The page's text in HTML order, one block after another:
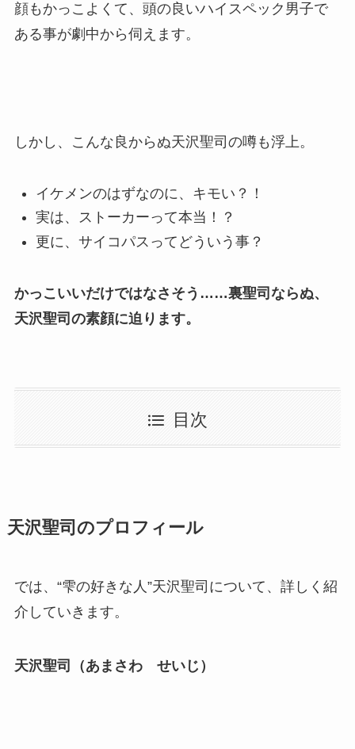
顔もかっこよくて、頭の良いハイスペック男子で
ある事が劇中から伺えます。
しかし、こんな良からぬ天沢聖司の噂も浮上。
イケメンのはずなのに、キモい？！
実は、ストーカーって本当！？
更に、サイコパスってどういう事？
かっこいいだけではなさそう……裏聖司ならぬ、
天沢聖司の素顔に迫ります。
目次
天沢聖司のプロフィール
では、“雫の好きな人”天沢聖司について、詳しく紹
介していきます。
天沢聖司（あまさわ せいじ）